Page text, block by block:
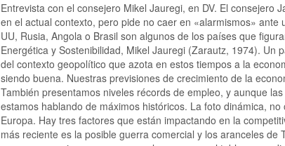
Entrevista con el consejero Mikel Jauregi, en DV. El
en el actual contexto, pero pide no caer en «alarmismos»
UU, Rusia, Angola o Brasil son algunos de los países que
Energética y Sostenibilidad, Mikel Jauregi (Zarautz, 1974).
del contexto geopolítico que azota en estos tiempos a la
siendo buena. Nuestras previsiones de crecimiento de la
También presentamos niveles récords de empleo, y aunque
estamos hablando de máximos históricos. La foto dinámica,
Europa. Hay tres factores que están impactando en la
más reciente es la posible guerra comercial y los aranceles